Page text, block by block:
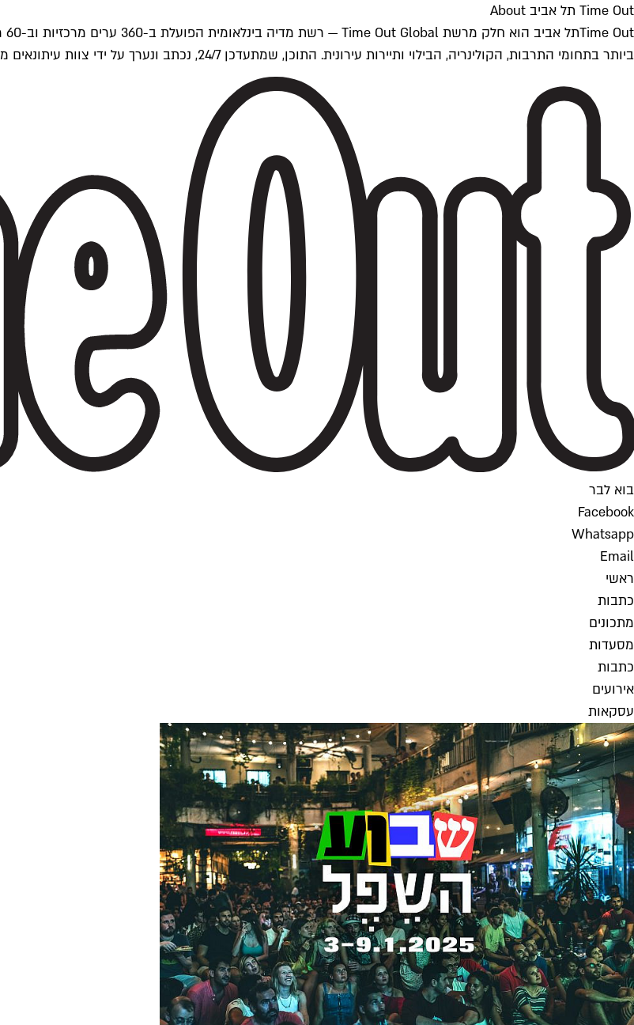
Time Out תל אביב About
ביותר בתחומי התרבות, הקולינריה, הבילוי ותיירות עירונית. התוכן, שמתעדכן 24/7, נכתב ונערך על ידי צוות עיתונאים מקצועי מקומי בישראל, בהתאם לסטנדרטים של Time Out העולמית.
בוא לבר
Facebook
Whatsapp
Email
ראשי
כתבות
מתכונים
מסעדות
כתבות
אירועים
עסקאות